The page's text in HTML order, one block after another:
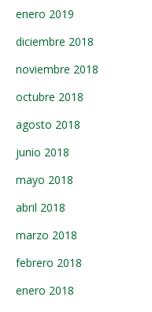
enero 2019
diciembre 2018
noviembre 2018
octubre 2018
agosto 2018
junio 2018
mayo 2018
abril 2018
marzo 2018
febrero 2018
enero 2018